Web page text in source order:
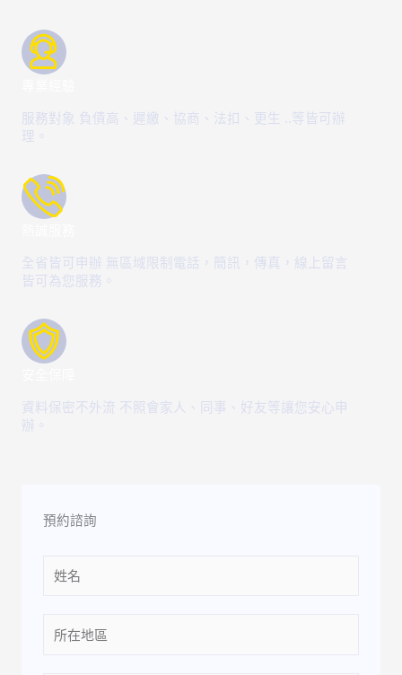
服務對象 負債高、遲繳、協商、法扣、更生 ..等皆可辦
理。
全省皆可申辦 無區域限制電話，簡訊，傳真，線上留言
皆可為您服務。
資料保密不外流 不照會家人、同事、好友等讓您安心申
辦。
預約諮詢
Name
Location